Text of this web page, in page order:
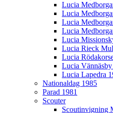
Lucia
Lucia
Lucia
Lucia
Lucia
Lucia Rieck
Lucia
Lucia
Lucia Lapedra
Nationaldag 1985
Parad 1981
Scouter
Scoutinvigning